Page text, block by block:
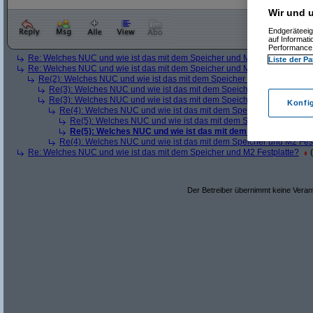
Re: Welches NUC und wie ist das mit dem Speicher und M2 Festplatte? (
Re: Welches NUC und wie ist das mit dem Speicher und M2 Festplatte?
Re(2): Welches NUC und wie ist das mit dem Speicher und M2
Re(3): Welches NUC und wie ist das mit dem Speicher und M2
Re(3): Welches NUC und wie ist das mit dem Speicher und M2
Re(4): Welches NUC und wie ist das mit dem Speicher und M2
Re(5): Welches NUC und wie ist das mit dem Speicher und M2
Re(5): Welches NUC und wie ist das mit dem Speicher und
Re(4): Welches NUC und wie ist das mit dem Speicher und M2
Re: Welches NUC und wie ist das mit dem Speicher und M2 Festplatte?
(
Der Betreiber übernimmt keine
Wir und
auf
Liste der